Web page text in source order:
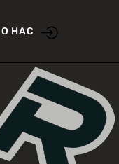
О НАС